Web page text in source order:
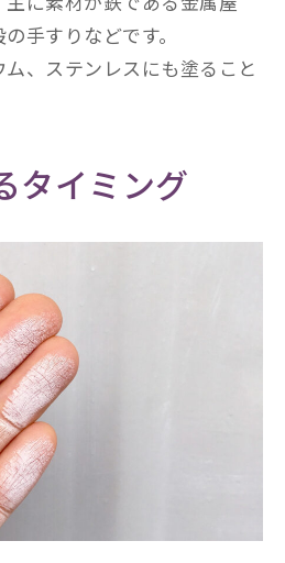
手すりなどです。
、ステンレスにも塗ること
タイミング